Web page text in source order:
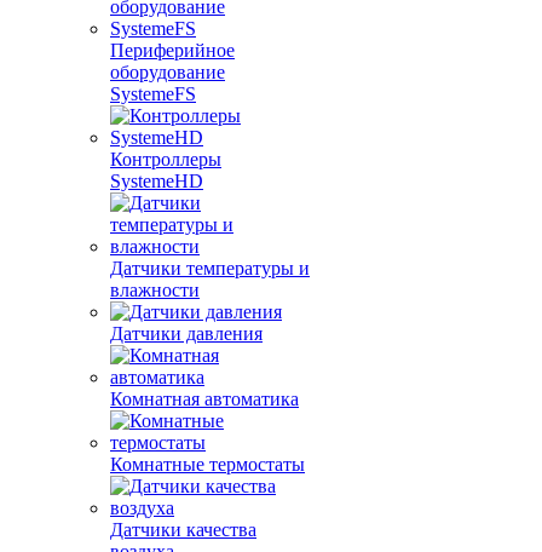
Периферийное
оборудование
SystemeFS
Контроллеры
SystemeHD
Датчики температуры и
влажности
Датчики давления
Комнатная автоматика
Комнатные термостаты
Датчики качества